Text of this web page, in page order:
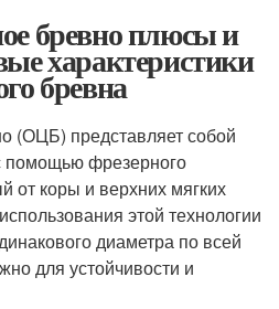
бревно плюсы и
характеристики
бревна
(ОЦБ) представляет собой
помощью фрезерного
от коры и верхних мягких
этой технологии
диаметра по всей
для устойчивости и